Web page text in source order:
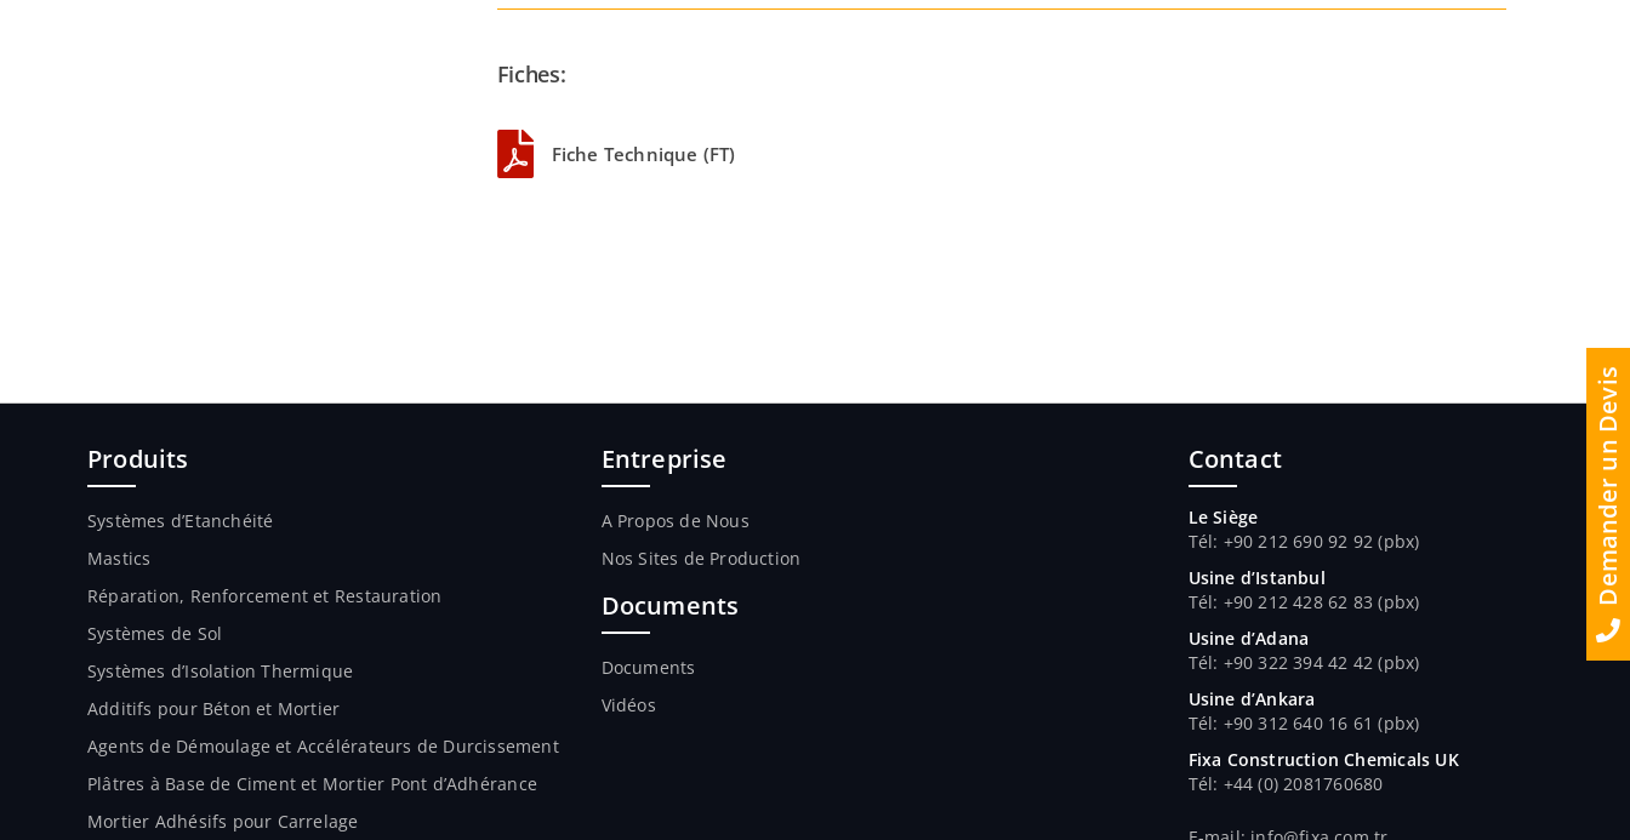
Fiches:
Fiche Technique (FT)
Produits
Systèmes d’Etanchéité
Mastics
Réparation, Renforcement et Restauration
Systèmes de Sol
Systèmes d’Isolation Thermique
Additifs pour Béton et Mortier
Agents de Démoulage et Accélérateurs de Durcissement
Plâtres à Base de Ciment et Mortier Pont d’Adhérance
Mortier Adhésifs pour Carrelage
Entreprise
A Propos de Nous
Nos Sites de Production
Documents
Documents
Vidéos
Contact
Le Siège
Tél: +90 212 690 92 92 (pbx)
Usine d’Istanbul
Tél: +90 212 428 62 83 (pbx)
Usine d’Adana
Tél: +90 322 394 42 42 (pbx)
Usine d’Ankara
Tél: +90 312 640 16 61 (pbx)
Fixa Construction Chemicals UK
Tél: +44 (0) 2081760680
Demander un Devis